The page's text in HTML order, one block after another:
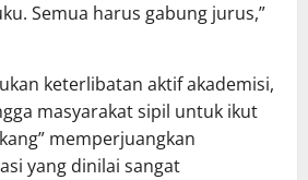
Semua harus gabung jurus,”
keterlibatan aktif akademisi,
masyarakat sipil untuk ikut
memperjuangkan
yang dinilai sangat